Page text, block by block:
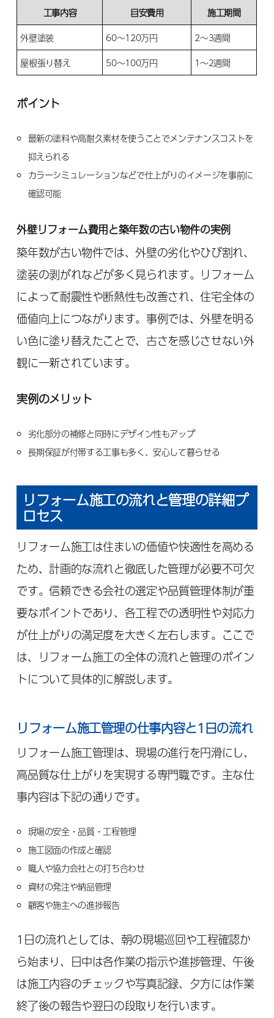
工事内容 目安費用
施工期間
外壁塗装
60〜120万円
2〜3週間
屋根張り替え
50〜100万円 1〜2週間
ポイント
最新の塗料や高耐久素材を使うことでメンテナンスコストを
抑えられる
カラーシミュレーションなどで仕上がりのイメージを事前に
確認可能
外壁リフォーム費用と築年数の古い物件の実例
築年数が古い物件では、外壁の劣化やひび割れ、
塗装の剥がれなどが多く見られます。リフォーム
によって耐震性や断熱性も改善され、住宅全体の
価値向上につながります。事例では、外壁を明る
い色に塗り替えたことで、古さを感じさせない外
観に一新されています。
実例のメリット
劣化部分の補修と同時にデザイン性もアップ
長期保証が付帯する工事も多く、安心して暮らせる
リフォーム施工の流れと管理の詳細プ
ロセス
リフォーム施工は住まいの価値や快適性を高める
ため、計画的な流れと徹底した管理が必要不可欠
です。信頼できる会社の選定や品質管理体制が重
要なポイントであり、各工程での透明性や対応力
が仕上がりの満足度を大きく左右します。ここで
は、リフォーム施工の全体の流れと管理のポイン
トについて具体的に解説します。
リフォーム施工管理の仕事内容と1日の流れ
リフォーム施工管理は、現場の進行を円滑にし、
高品質な仕上がりを実現する専門職です。主な仕
事内容は下記の通りです。
現場の安全・品質・工程管理
施工図面の作成と確認
職人や協力会社との打ち合わせ
資材の発注や納品管理
顧客や施主への進捗報告
1日の流れとしては、朝の現場巡回や工程確認か
ら始まり、日中は各作業の指示や進捗管理、午後
は施工内容のチェックや写真記録、夕方には作業
終了後の報告や翌日の段取りを行います。